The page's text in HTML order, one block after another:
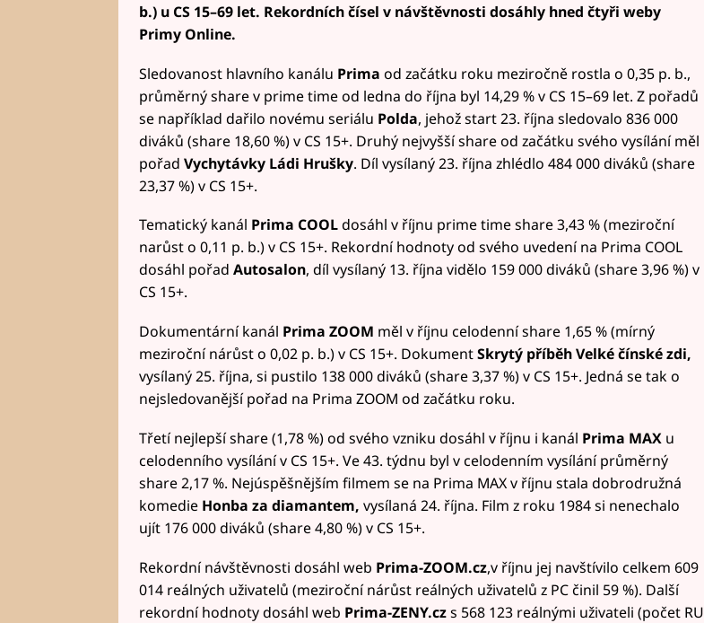
b.) u CS 15–69 let. Rekordních čísel v návštěvnosti dosáhly hned čtyři weby
Primy Online.
Sledovanost hlavního kanálu Prima od začátku roku meziročně rostla o 0,35 p. b.,
průměrný share v prime time od ledna do října byl 14,29 % v CS 15–69 let. Z pořadů
se například dařilo novému seriálu Polda, jehož start 23. října sledovalo 836 000
diváků (share 18,60 %) v CS 15+. Druhý nejvyšší share od začátku svého vysílání měl
pořad Vychytávky Ládi Hrušky. Díl vysílaný 23. října zhlédlo 484 000 diváků (share
23,37 %) v CS 15+.
Tematický kanál Prima COOLdosáhl v říjnu prime time share 3,43 % (meziroční
narůst o 0,11 p. b.) v CS 15+. Rekordní hodnoty od svého uvedení na Prima COOL
dosáhl pořad Autosalon, díl vysílaný 13. října vidělo 159 000 diváků (share 3,96 %) v
CS 15+.
Dokumentární kanál Prima ZOOM měl v říjnu celodenní share 1,65 % (mírný
meziroční nárůst o 0,02 p. b.) v CS 15+. DokumentSkrytý příběh Velké čínské zdi,
vysílaný 25. října, si pustilo 138 000 diváků (share 3,37 %) v CS 15+. Jedná se tak o
nejsledovanější pořad na Prima ZOOM od začátku roku.
Třetí nejlepší share (1,78 %) od svého vzniku dosáhl v říjnu i kanál Prima MAXu
celodenního vysílání v CS 15+. Ve 43. týdnu byl v celodenním vysílání průměrný
share 2,17 %. Nejúspěšnějším filmem se na Prima MAX v říjnu stala dobrodružná
komedie Honba za diamantem, vysílaná 24. října. Film z roku 1984 si nenechalo
ujít 176 000 diváků (share 4,80 %) v CS 15+.
Rekordní návštěvnosti dosáhl web Prima-ZOOM.cz,v říjnu jej navštívilo celkem 609
014 reálných uživatelů (meziroční nárůst reálných uživatelů z PC činil 59 %). Další
rekordní hodnoty dosáhl web Prima-ZENY.czs 568 123 reálnými uživateli (počet RU